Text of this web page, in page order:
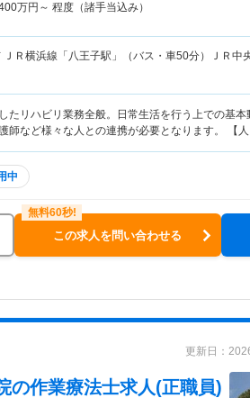
万円～ 程度（諸手当込み）
ＪＲ横浜線「八王子駅」（バス・車50分）ＪＲ中
たリハビリ業務全般。日常生活を行う上での基本
師など様々な人との連携が必要となります。 【
中
この求人を問い合わせる
更新日：
の作業療法士求人(正職員)